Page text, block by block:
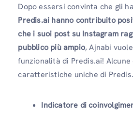
Dopo essersi convinta che gli
Predis.ai hanno contribuito
che i suoi post su Instagram
pubblico più ampio, Ajnabi
funzionalità di Predis.ai! Alcune
caratteristiche uniche di
Indicatore di